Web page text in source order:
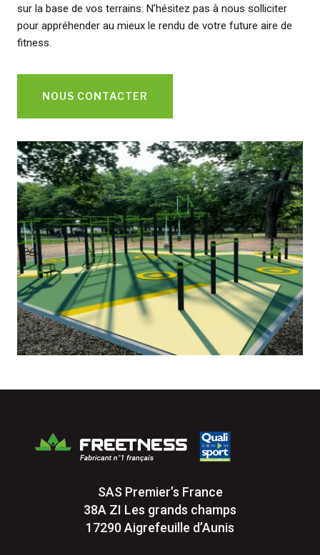
sur la base de vos terrains. N’hésitez pas à nous solliciter
pour appréhender au mieux le rendu de votre future aire de
fitness.
NOUS CONTACTER
SAS Premier’s France
38A ZI Les grands champs
17290 Aigrefeuille d’Aunis